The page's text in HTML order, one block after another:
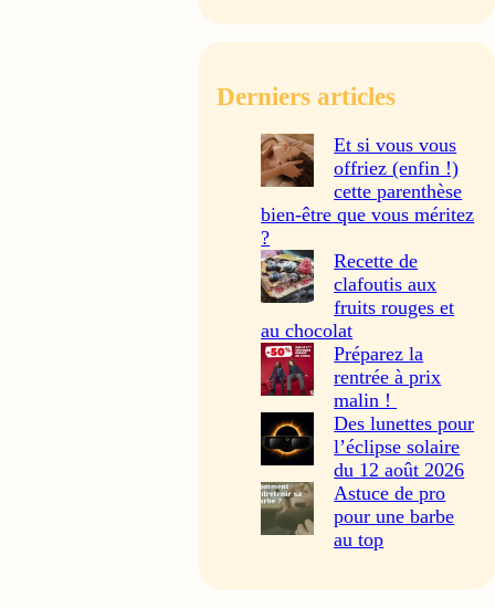
Derniers articles
Et si vous vous
offriez (enfin !)
cette parenthèse
bien-être que vous méritez
?
Recette de
clafoutis aux
fruits rouges et
au chocolat
Préparez la
rentrée à prix
malin !
Des lunettes pour
l’éclipse solaire
du 12 août 2026
Astuce de pro
pour une barbe
au top